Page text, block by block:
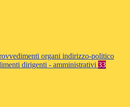
organi indirizzo-politico
dirigenti - amministrativi 33